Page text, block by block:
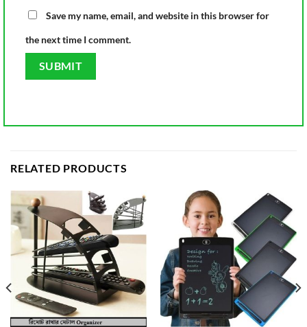
Save my name, email, and website in this browser for
the next time I comment.
RELATED PRODUCTS